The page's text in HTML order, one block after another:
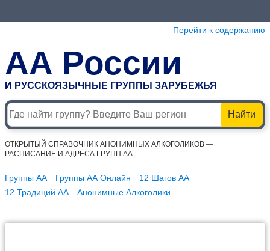
Перейти к содержанию
АА России
И РУССКОЯЗЫЧНЫЕ ГРУППЫ ЗАРУБЕЖЬЯ
Найти
ОТКРЫТЫЙ СПРАВОЧНИК АНОНИМНЫХ АЛКОГОЛИКОВ —
РАСПИСАНИЕ И АДРЕСА ГРУПП АА
Группы АА Группы АА Онлайн
12 Шагов АА
12 Традиций АА
Анонимные Алкоголики